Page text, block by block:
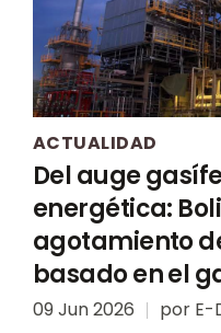
ACTUALIDAD
Del auge
energética:
agotamiento
basado en el
09 Jun 2026 por E-